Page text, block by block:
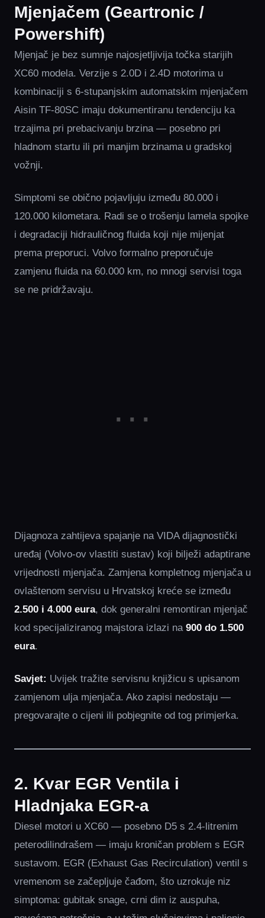
Mjenjačem (Geartronic /
Powershift)
Mjenjač je bez sumnje najosjetljivija točka starijih
XC60 modela. Verzije s 2.0D i 2.4D motorima u
kombinaciji s 6-stupanjskim automatskim mjenjačem
Aisin TF-80SC imaju dokumentiranu tendenciju ka
trzajima pri prebacivanju brzina — posebno pri
hladnom startu ili pri manjim brzinama u gradskoj
vožnji.
Simptomi se obično pojavljuju između 80.000 i
120.000 kilometara. Radi se o trošenju lamela spojke
i degradaciji hidrauličnog fluida koji nije mijenjat
prema preporuci. Volvo formalno preporučuje
zamjenu fluida na 60.000 km, no mnogi servisi toga
se ne pridržavaju.
Dijagnoza zahtijeva spajanje na VIDA dijagnostički
uređaj (Volvo-ov vlastiti sustav) koji bilježi adaptirane
vrijednosti mjenjača. Zamjena kompletnog mjenjača u
ovlaštenom servisu u Hrvatskoj kreće se između
2.500 i 4.000 eura, dok generalni remontiran mjenjač
kod specijaliziranog majstora izlazi na 900 do 1.500
eura.
Savjet: Uvijek tražite servisnu knjižicu s upisanom
zamjenom ulja mjenjača. Ako zapisi nedostaju —
pregovarajte o cijeni ili pobjegnite od tog primjerka.
2. Kvar EGR Ventila i
Hladnjaka EGR-a
Diesel motori u XC60 — posebno D5 s 2.4-litrenim
peterodilindrašem — imaju kroničan problem s EGR
sustavom. EGR (Exhaust Gas Recirculation) ventil s
vremenom se začepljuje čađom, što uzrokuje niz
simptoma: gubitak snage, crni dim iz auspuha,